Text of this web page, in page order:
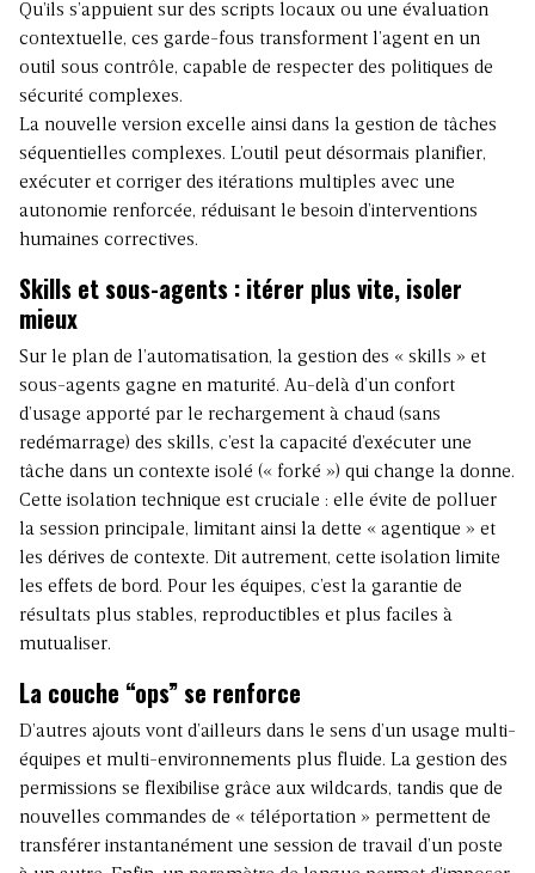
Qu’ils s’appuient sur des scripts locaux ou une évaluation
contextuelle, ces garde-fous transforment l’agent en un
outil sous contrôle, capable de respecter des politiques de
sécurité complexes.
La nouvelle version excelle ainsi dans la gestion de tâches
séquentielles complexes. L’outil peut désormais planifier,
exécuter et corriger des itérations multiples avec une
autonomie renforcée, réduisant le besoin d’interventions
humaines correctives.
Skills et sous-agents : itérer plus vite, isoler
mieux
Sur le plan de l’automatisation, la gestion des « skills » et
sous-agents gagne en maturité. Au-delà d’un confort
d’usage apporté par le rechargement à chaud (sans
redémarrage) des skills, c’est la capacité d’exécuter une
tâche dans un contexte isolé (« forké ») qui change la donne.
Cette isolation technique est cruciale : elle évite de polluer
la session principale, limitant ainsi la dette « agentique » et
les dérives de contexte. Dit autrement, cette isolation limite
les effets de bord. Pour les équipes, c’est la garantie de
résultats plus stables, reproductibles et plus faciles à
mutualiser.
La couche “ops” se renforce
D’autres ajouts vont d’ailleurs dans le sens d’un usage multi-
équipes et multi-environnements plus fluide. La gestion des
permissions se flexibilise grâce aux wildcards, tandis que de
nouvelles commandes de « téléportation » permettent de
transférer instantanément une session de travail d’un poste